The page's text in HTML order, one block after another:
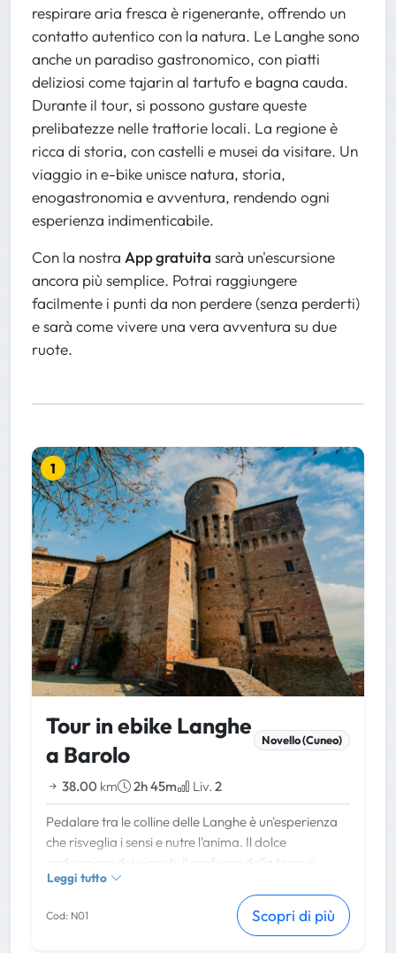
respirare aria fresca è rigenerante, offrendo un
contatto autentico con la natura. Le Langhe sono
anche un paradiso gastronomico, con piatti
deliziosi come tajarin al tartufo e bagna cauda.
Durante il tour, si possono gustare queste
prelibatezze nelle trattorie locali. La regione è
ricca di storia, con castelli e musei da visitare. Un
viaggio in e-bike unisce natura, storia,
enogastronomia e avventura, rendendo ogni
esperienza indimenticabile.
Con la nostra App gratuita sarà un'escursione
ancora più semplice. Potrai raggiungere
facilmente i punti da non perdere (senza perderti)
e sarà come vivere una vera avventura su due
ruote.
1
Tour in ebike Langhe
a Barolo
Novello (Cuneo)
38.00 km 2h 45m Liv. 2
Pedalare tra le colline delle Langhe è un'esperienza
che risveglia i sensi e nutre l'anima. Il dolce
ondeggiare dei vigneti, il profumo della terra e
dell'uva matura, il calore del sole sulla pelle e il vento
fresco che accarezza il viso creano una sinfonia di
sensazioni indimenticabili. Ogni colpo di pedale vi
Leggi tutto
Cod: N01 Scopri di più